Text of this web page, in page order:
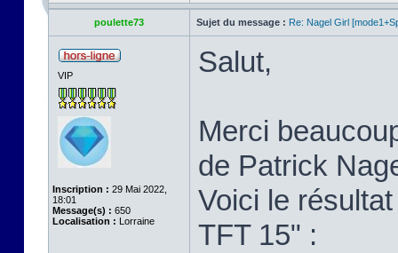
poulette73 Sujet du message : Re: Nagel Girl
VIP
Inscription : 29 Mai 2022,
18:01
Message(s) : 650
Localisation : Lorraine
Salut,
Merci
de Patrick
Voici le
TFT 15" :